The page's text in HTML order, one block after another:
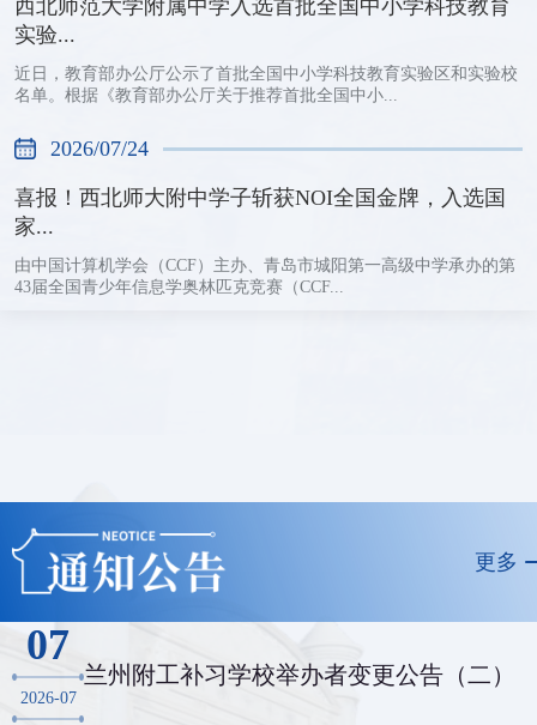
西北师范大学附属中学入选首批全国中小学科技教育
实验...
近日，教育部办公厅公示了首批全国中小学科技教育实验区和实验校
名单。根据《教育部办公厅关于推荐首批全国中小...
2026/07/24
喜报！西北师大附中学子斩获NOI全国金牌，入选国
家...
由中国计算机学会（CCF）主办、青岛市城阳第一高级中学承办的第
43届全国青少年信息学奥林匹克竞赛（CCF...
更多
07
2026-07
兰州附工补习学校举办者变更公告（二）